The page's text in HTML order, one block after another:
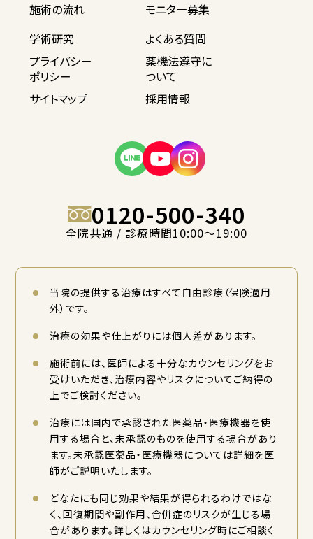
施術の流れ
モニター募集
学術研究
よくある質問
プライバシー
ポリシー
薬機法遵守に
ついて
サイトマップ
採用情報
0120-500-340
全院共通 / 診療時間10:00〜19:00
当院の提供する治療はすべて自由診療（保険適用
外）です。
治療の効果や仕上がりには個人差があります。
施術前には、医師による十分なカウンセリングをお
受けいただき、治療内容やリスクについてご納得の
上でご検討ください。
治療には国内で承認された医薬品・医療機器を使
用する場合と、未承認のものを使用する場合があり
ます。未承認医薬品・医療機器については詳細を医
師がご説明いたします。
どなたにも同じ効果や結果が得られるわけではな
く、回復期間や副作用、合併症のリスクが生じる場
合があります。詳しくはカウンセリング時にご相談く